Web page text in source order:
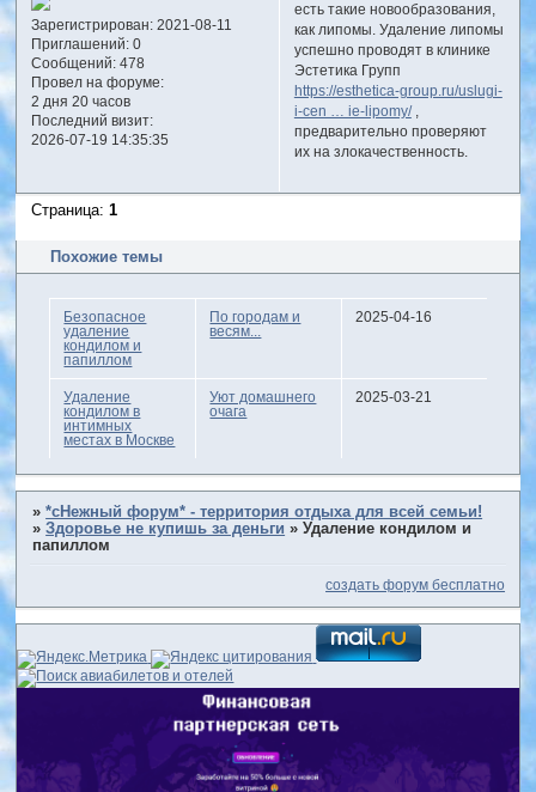
Зарегистрирован: 2021-08-11
Приглашений:0
Сообщений:478
Провел на форуме:
2 дня 20 часов
Последний визит:
2026-07-19 14:35:35
есть такие новообразования,
как липомы. Удаление липомы
успешно проводят в клинике
Эстетика Групп
https://esthetica-group.ru/uslugi-
i-cen … ie-lipomy/,
предварительно проверяют
их на злокачественность.
Страница:1
Похожие темы
Безопасное
удаление
кондилом и
папиллом
По городам и
весям...
2025-04-16
Удаление
кондилом в
интимных
местах в Москве
Уют домашнего
очага
2025-03-21
»*сНежный форум* - территория отдыха для всей семьи!
»Здоровье не купишь за деньги »Удаление кондилом и
папиллом
создать форум бесплатно